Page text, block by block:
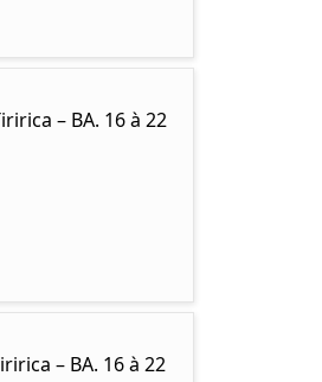
– BA. 16 à 22
– BA. 16 à 22